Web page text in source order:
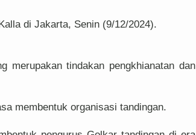
di Jakarta, Senin (9/12/2024).
merupakan tindakan pengkhianatan dan
membentuk organisasi tandingan.